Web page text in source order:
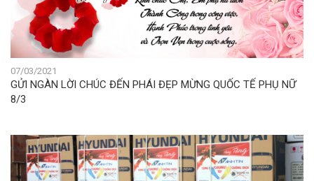
07/03/2021
GỬI NGÀN LỜI CHÚC ĐẾN PHÁI ĐẸP MỪNG QUỐC TẾ PHỤ NỮ
8/3